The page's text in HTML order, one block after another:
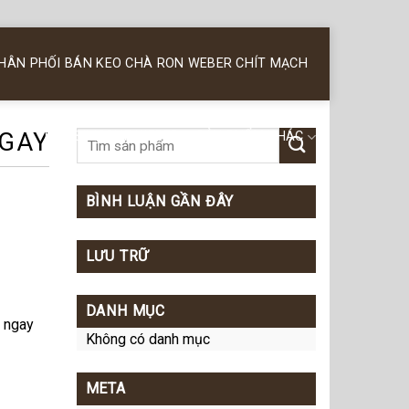
PHỐI BÁN KEO CHÀ RON WEBER CHÍT MẠCH
KEO SILICONE WEBER SẢN PHẨM KHÁC
BÌNH LUẬN GẦN ĐÂY
LƯU TRỮ
DANH MỤC
Không có danh mục
META